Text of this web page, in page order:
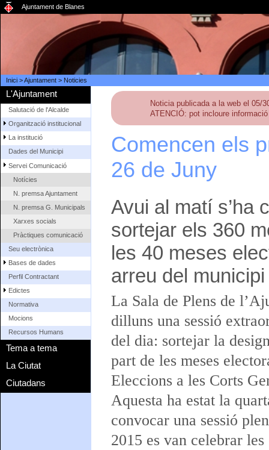
Ajuntament de Blanes
Inici>Ajuntament> Noticies
L'Ajuntament
Salutació de l'Alcalde
Organització institucional
La institució
Dades del Municipi
Servei Comunicació
Notícies
N. premsa Ajuntament
N. premsa G. Municipals
Xarxes socials
Pràctiques comunicació
Seu electrònica
Bases de dades
Perfil Contractant
Edictes
Normativa
Mocions
Recursos Humans
Tema a tema
La Ciutat
Ciutadans
Noticia publicada a la web el 05/
ATENCIÓ: pot incloure
Comencen els
26 de Juny
Avui al matí s’ha
sortejar els 360
les 40 meses
arreu del municipi
La Sala de Plens de
dilluns una sessió
del dia: sortejar la
part de les meses
Eleccions a les Corts
Aquesta ha estat la
convocar una sessió
2015 es van celebrar